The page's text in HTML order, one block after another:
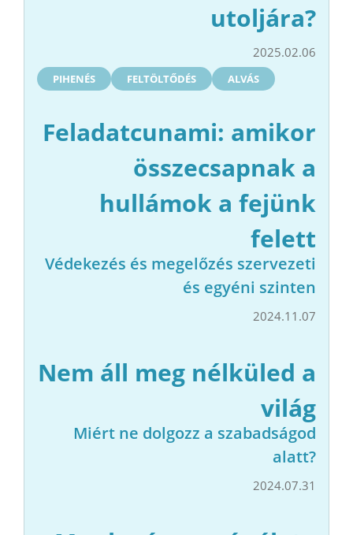
utoljára?
2025.02.06
PIHENÉS FELTÖLTŐDÉS ALVÁS
Feladatcunami: amikor
összecsapnak a
hullámok a fejünk
felett
Védekezés és megelőzés szervezeti
és egyéni szinten
2024.11.07
Nem áll meg nélküled a
világ
Miért ne dolgozz a szabadságod
alatt?
2024.07.31